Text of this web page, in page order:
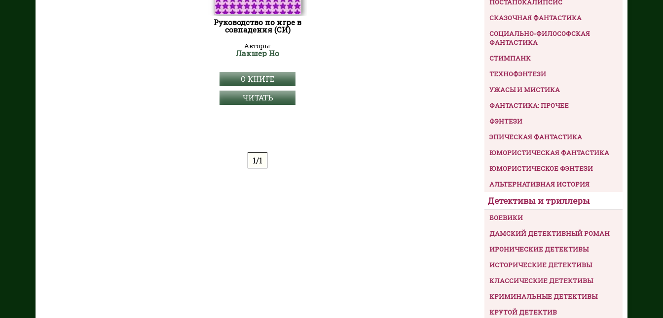
Руководство по игре в
совпадения (СИ)
Авторы:
Лакшер Но
О КНИГЕ
ЧИТАТЬ
1/1
ПОСТАПОКАЛИПСИС
СКАЗОЧНАЯ ФАНТАСТИКА
СОЦИАЛЬНО-ФИЛОСОФСКАЯ
ФАНТАСТИКА
СТИМПАНК
ТЕХНОФЭНТЕЗИ
УЖАСЫ И МИСТИКА
ФАНТАСТИКА: ПРОЧЕЕ
ФЭНТЕЗИ
ЭПИЧЕСКАЯ ФАНТАСТИКА
ЮМОРИСТИЧЕСКАЯ ФАНТАСТИКА
ЮМОРИСТИЧЕСКОЕ ФЭНТЕЗИ
АЛЬТЕРНАТИВНАЯ ИСТОРИЯ
Детективы и триллеры
БОЕВИКИ
ДАМСКИЙ ДЕТЕКТИВНЫЙ РОМАН
ИРОНИЧЕСКИЕ ДЕТЕКТИВЫ
ИСТОРИЧЕСКИЕ ДЕТЕКТИВЫ
КЛАССИЧЕСКИЕ ДЕТЕКТИВЫ
КРИМИНАЛЬНЫЕ ДЕТЕКТИВЫ
КРУТОЙ ДЕТЕКТИВ